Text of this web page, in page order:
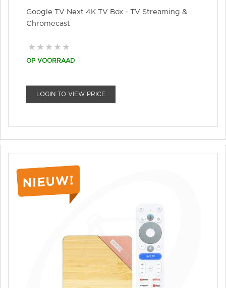
Google TV Next 4K TV Box - TV Streaming &
Chromecast
OP VOORRAAD
LOGIN TO VIEW PRICE